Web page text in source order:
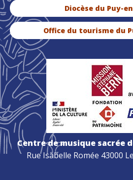
Diocèse du Puy-
Office du tourisme du
Centre de musique sacrée
Rue Isabelle Romée 43000